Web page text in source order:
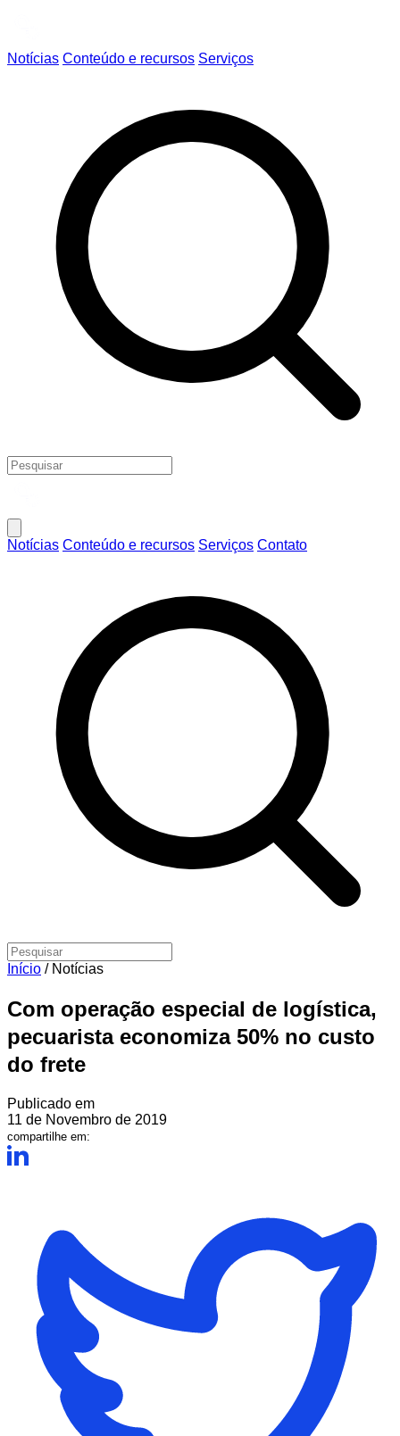
Notícias Conteúdo e recursos Serviços
Notícias Conteúdo e recursos Serviços Contato
Início / Notícias
Com operação especial de logística,
pecuarista economiza 50% no custo
do frete
Publicado em
11 de Novembro de 2019
compartilhe em: